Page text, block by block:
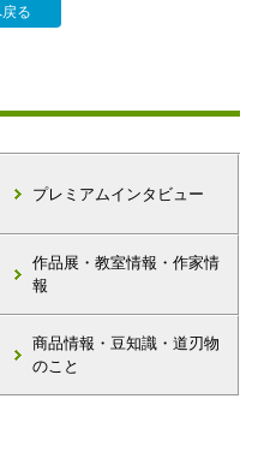
る
プレミアムインタビュー
作品展・教室情報・作家情
報
商品情報・豆知識・道刃物
のこと